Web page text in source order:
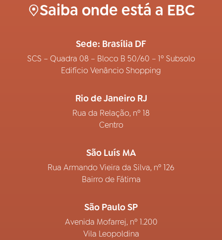
Saiba onde está a EBC
Sede: Brasília DF
SCS – Quadra 08 – Bloco B 50/60 – 1º Subsolo
Edifício Venâncio Shopping
Rio de Janeiro RJ
Rua da Relação, nº 18
Centro
São Luís MA
Rua Armando Vieira da Silva, nº 126
Bairro de Fátima
São Paulo SP
Avenida Mofarrej, nº 1.200
Vila Leopoldina